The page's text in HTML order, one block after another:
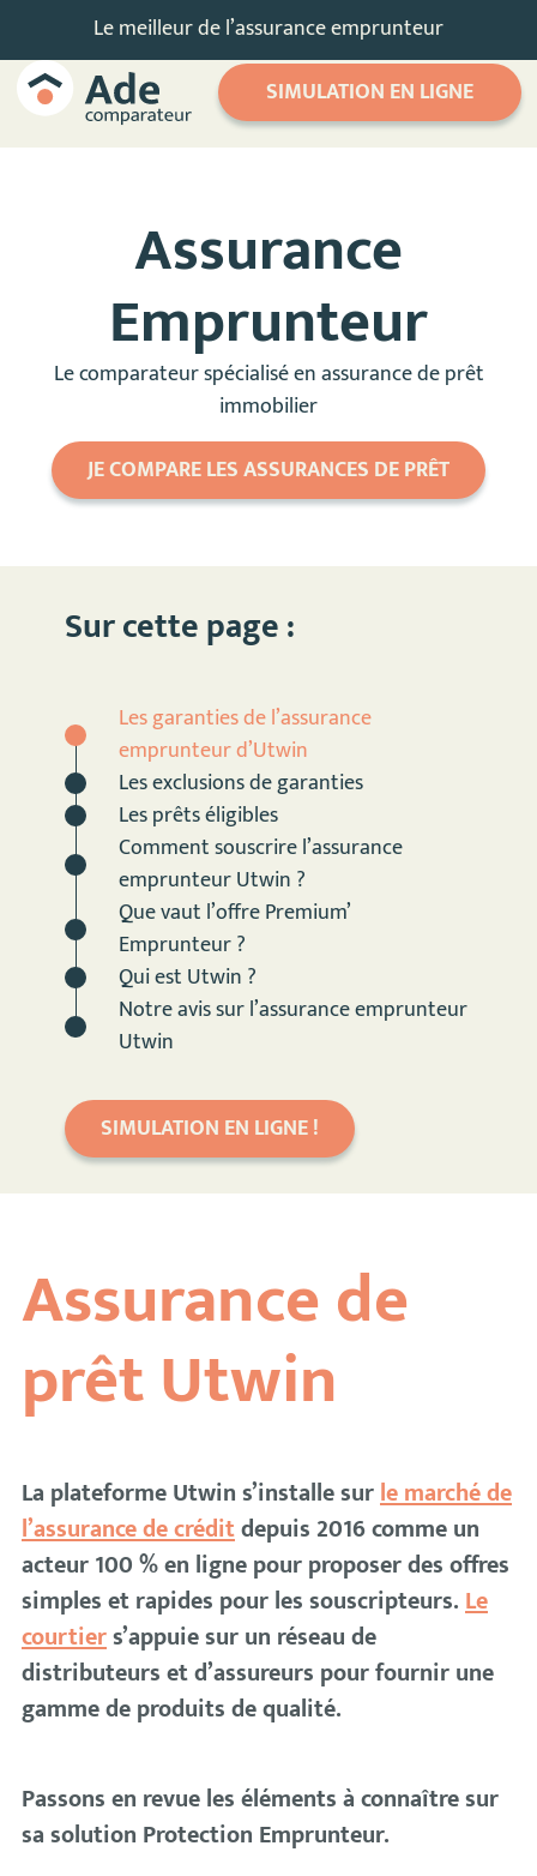
Le meilleur de l’assurance emprunteur
SIMULATION EN LIGNE
Assurance
Emprunteur
Le comparateur spécialisé en assurance de prêt
immobilier
JE COMPARE LES ASSURANCES DE PRÊT
Sur cette page :
Les garanties de l’assurance
emprunteur d’Utwin
Les exclusions de garanties
Les prêts éligibles
Comment souscrire l’assurance
emprunteur Utwin ?
Que vaut l’offre Premium’
Emprunteur ?
Qui est Utwin ?
Notre avis sur l’assurance emprunteur
Utwin
SIMULATION EN LIGNE !
Assurance de
prêt Utwin
La plateforme Utwin s’installe surle marché de
l’assurance de créditdepuis 2016 comme un
acteur 100 % en ligne pour proposer des offres
simples et rapides pour les souscripteurs.Le
courtiers’appuie sur un réseau de
distributeurs et d’assureurs pour fournir une
gamme de produits de qualité.
Passons en revue les éléments à connaître sur
sa solution Protection Emprunteur.